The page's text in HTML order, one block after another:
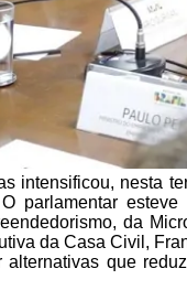
intensificou, nesta
parlamentar
da
da Casa Civil,
que